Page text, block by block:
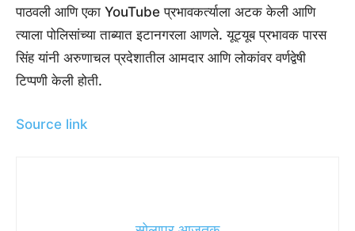
पाठवली आणि एका YouTube प्रभावकर्त्याला अटक केली आणि
त्याला पोलिसांच्या ताब्यात इटानगरला आणले. यूट्यूब प्रभावक पारस
सिंह यांनी अरुणाचल प्रदेशातील आमदार आणि लोकांवर वर्णद्वेषी
टिप्पणी केली होती.
Source link